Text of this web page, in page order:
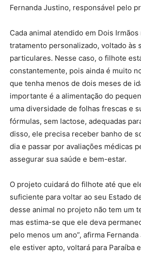
Fernanda Justino, responsável pelo
Cada animal atendido em Dois
tratamento personalizado, voltado às
particulares. Nesse caso, o filhote
constantemente, pois ainda é muito
que tenha menos de dois meses de
importante é a alimentação do
uma diversidade de folhas frescas e
fórmulas, sem lactose, adequadas
disso, ele precisa receber banho de
dia e passar por avaliações médicas
assegurar sua saúde e bem-estar.
O projeto cuidará do filhote até que
suficiente para voltar ao seu Estado
desse animal no projeto não tem um
mas estima-se que ele deva
pelo menos um ano”, afirma
ele estiver apto, voltará para Paraíba